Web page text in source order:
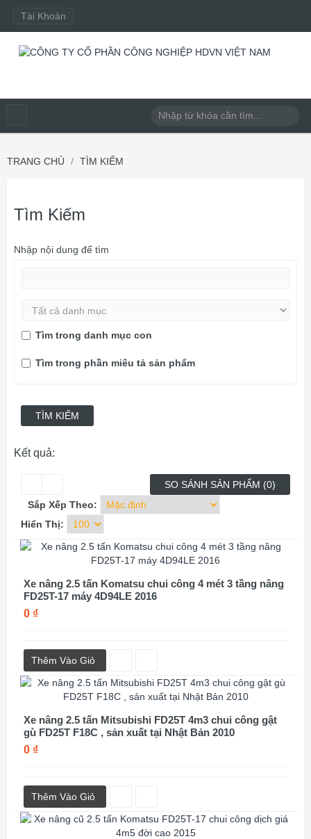
Tài Khoản
TRANG CHỦ TÌM KIẾM
Tìm Kiếm
Nhập nội dung để tìm
Tìm trong danh mục con
Tìm trong phần miêu tả sản phẩm
Kết quả:
SO SÁNH SẢN PHẨM (0)
Sắp Xếp Theo:
Hiển Thị:
Xe nâng 2.5 tấn Komatsu chui công 4 mét 3 tầng nâng
FD25T-17 máy 4D94LE 2016
0 ₫
Thêm Vào Giỏ
Xe nâng 2.5 tấn Mitsubishi FD25T 4m3 chui công gật
gù FD25T F18C , sản xuất tại Nhật Bản 2010
0 ₫
Thêm Vào Giỏ